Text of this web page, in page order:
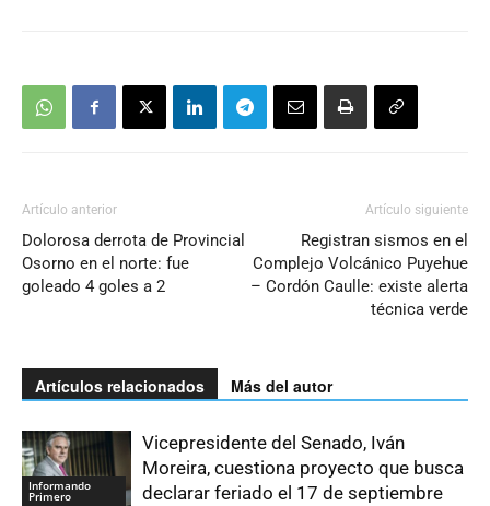
Artículo anterior
Dolorosa derrota de Provincial
Osorno en el norte: fue
goleado 4 goles a 2
Artículo siguiente
Registran sismos en el
Complejo Volcánico Puyehue
– Cordón Caulle: existe alerta
técnica verde
Artículos relacionados Más del autor
Informando
Primero
Vicepresidente del Senado, Iván
Moreira, cuestiona proyecto que busca
declarar feriado el 17 de septiembre